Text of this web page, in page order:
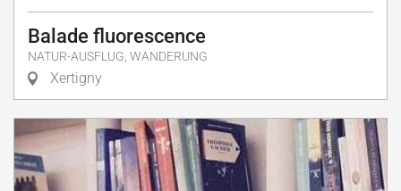
Balade fluorescence
NATUR-AUSFLUG, WANDERUNG
Xertigny